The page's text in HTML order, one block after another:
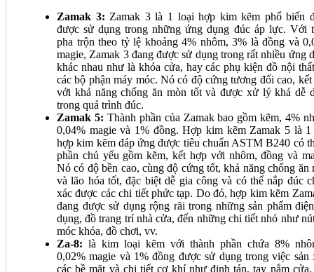
Zamak 3: Zamak 3 là 1 loại hợp kim kẽm phổ biến
được sử dụng trong những ứng dụng đúc áp lực. Với
pha trộn theo tỷ lệ khoảng 4% nhôm, 3% là đồng và
magie, Zamak 3 đang được sử dụng trong rất nhiều ứng
khác nhau như là khóa cửa, hay các phụ kiện đồ nội
các bộ phận máy móc. Nó có độ cứng tương đối cao, kết
với khả năng chống ăn mòn tốt và được xử lý khá dễ
trong quá trình đúc.
Zamak 5: Thành phần của Zamak bao gồm kẽm, 4%
0,04% magie và 1% đồng. Hợp kim kẽm Zamak 5 là
hợp kim kẽm đáp ứng được tiêu chuẩn ASTM B240 có
phần chủ yếu gồm kẽm, kết hợp với nhôm, đồng và
Nó có độ bền cao, cùng độ cứng tốt, khả năng chống ăn
và lão hóa tốt, đặc biệt dễ gia công và có thể nắp đúc
xác được các chi tiết phức tạp. Do đó, hợp kim kẽm
đang được sử dụng rộng rãi trong những sản phẩm
dụng, đồ trang trí nhà cửa, đến những chi tiết nhỏ như
móc khóa, đồ chơi, vv.
Za-8: là kim loại kẽm với thành phần chứa 8%
0,02% magie và 1% đồng được sử dụng trong việc sản
các bề mặt và chi tiết cơ khí như đinh tán, tay nắm cửa,